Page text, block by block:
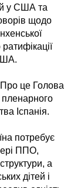
у США та
щодо
це Голова
пленарного
Іспанія.
потребує
ППО,
а
дітей і